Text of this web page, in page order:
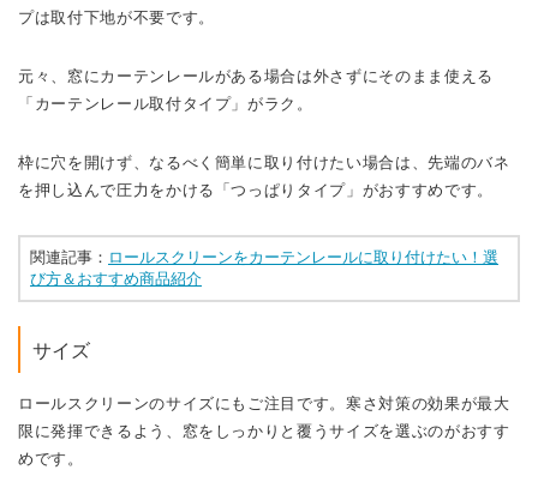
プは取付下地が不要です。
元々、窓にカーテンレールがある場合は外さずにそのまま使える
「カーテンレール取付タイプ」がラク。
枠に穴を開けず、なるべく簡単に取り付けたい場合は、先端のバネ
を押し込んで圧力をかける「つっぱりタイプ」がおすすめです。
関連記事： ロールスクリーンをカーテンレールに取り付けたい！選
び方＆おすすめ商品紹介
サイズ
ロールスクリーンのサイズにもご注目です。寒さ対策の効果が最大
限に発揮できるよう、窓をしっかりと覆うサイズを選ぶのがおすす
めです。